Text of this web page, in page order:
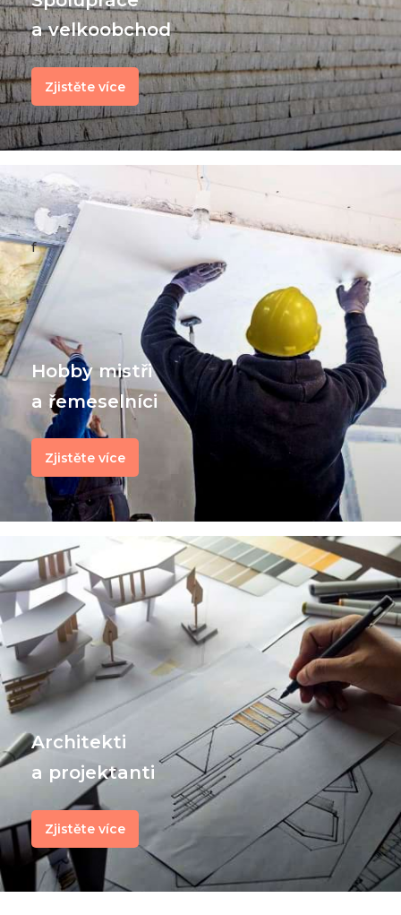
a velkoobchod
Zjistěte více
f
Hobby mistři
a řemeselníci
Zjistěte více
Architekti
a projektanti
Zjistěte více